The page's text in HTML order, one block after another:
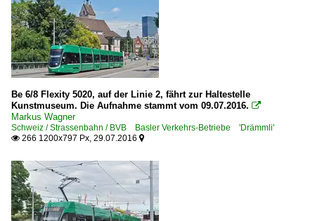
Be 6/8 Flexity 5020, auf der Linie 2, fährt zur Haltestelle
Kunstmuseum. Die Aufnahme stammt vom 09.07.2016. 
Markus Wagner
Schweiz / Strassenbahn / BVB Basler Verkehrs-Betriebe 'Drämmli'
 266 1200x797 Px, 29.07.2016 